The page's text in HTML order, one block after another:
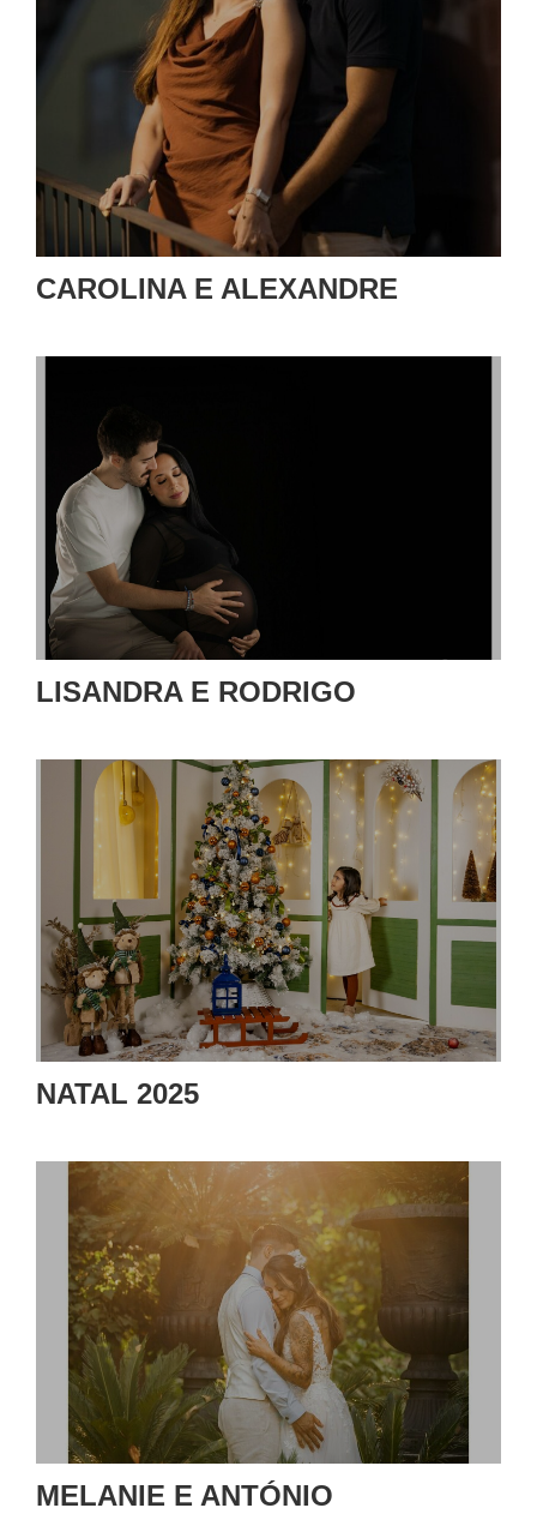
CAROLINA E ALEXANDRE
LISANDRA E RODRIGO
NATAL 2025
MELANIE E ANTÓNIO